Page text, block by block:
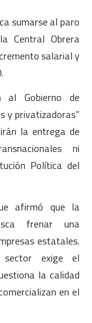
sumarse al paro
Central Obrera
salarial y
al Gobierno de
y privatizadoras”
la entrega de
ni
Política del
afirmó que la
frenar una
estatales.
exige el
la calidad
en el